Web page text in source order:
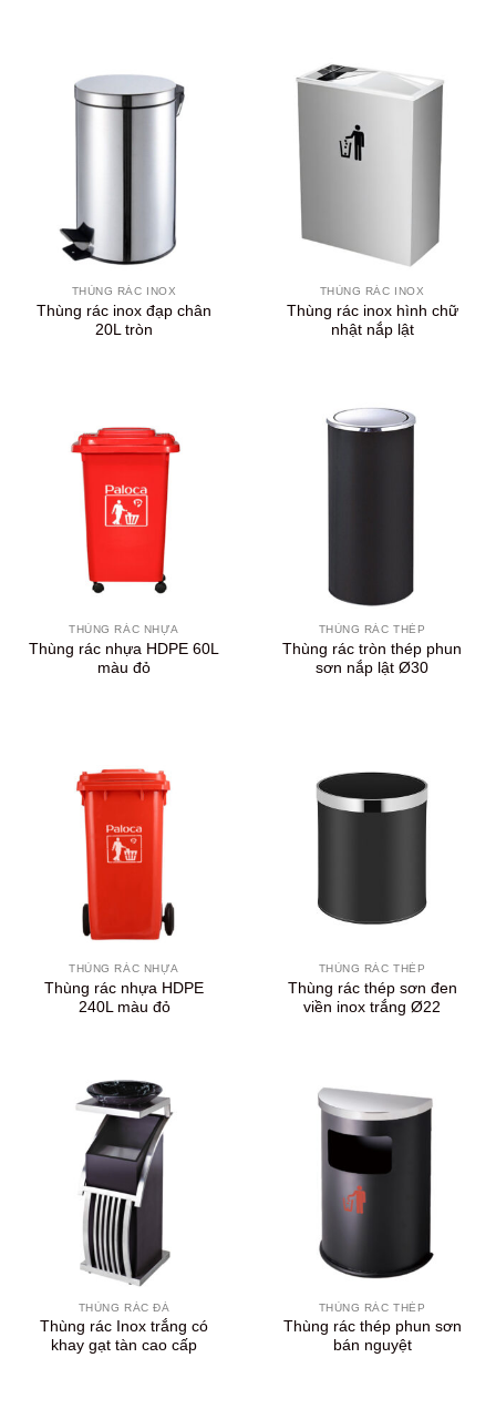
THÙNG RÁC INOX
Thùng rác inox đạp chân
20L tròn
THÙNG RÁC INOX
Thùng rác inox hình chữ
nhật nắp lật
THÙNG RÁC NHỰA
Thùng rác nhựa HDPE 60L
màu đỏ
THÙNG RÁC THÉP
Thùng rác tròn thép phun
sơn nắp lật Ø30
THÙNG RÁC NHỰA
Thùng rác nhựa HDPE
240L màu đỏ
THÙNG RÁC THÉP
Thùng rác thép sơn đen
viền inox trắng Ø22
THÙNG RÁC ĐÁ
Thùng rác Inox trắng có
khay gạt tàn cao cấp
THÙNG RÁC THÉP
Thùng rác thép phun sơn
bán nguyệt